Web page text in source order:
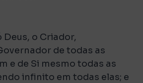
Deus, o Criador,
de todas as
e de Si mesmo todas as
infinito em todas elas; e